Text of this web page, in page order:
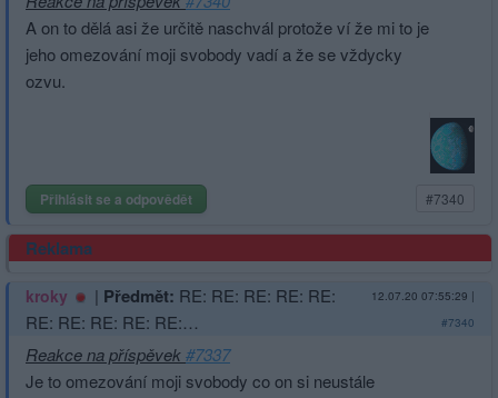
A on to dělá asi že určitě naschvál protože ví že mi to je
jeho omezování moji svobody vadí a že se vždycky
ozvu.
Přihlásit se a odpovědět #7340
Reklama
kroky | Předmět: RE: RE: RE: RE: RE:
RE: RE: RE: RE: RE:…
12.07.20 07:55:29 |
#7340
Reakce na příspěvek#7337
Je to omezování moji svobody co on si neustále